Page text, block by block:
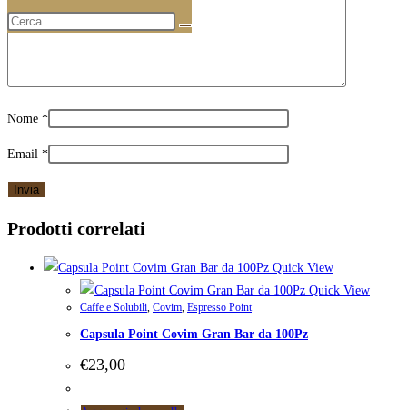
Nome *
Email *
Prodotti correlati
Quick View
Quick View
Caffe e Solubili, Covim, Espresso Point
Capsula Point Covim Gran Bar da 100Pz
€23,00